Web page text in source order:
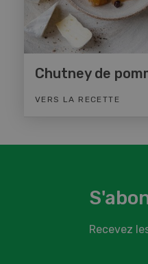
Chutney de
VERS LA RECETTE
Recevez